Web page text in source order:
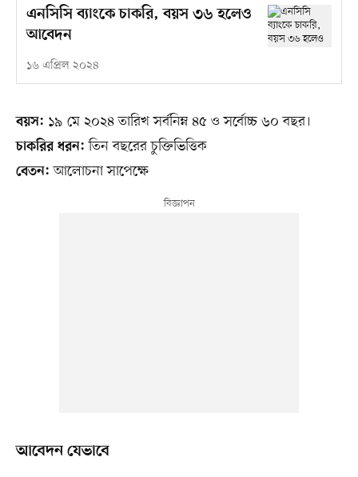
এনসিসি ব্যাংকে চাকরি, বয়স ৩৬ হলেও
আবেদন
১৬ এপ্রিল ২০২৪
বয়স: ১৯ মে ২০২৪ তারিখ সর্বনিম্ন ৪৫ ও সর্বোচ্চ ৬০ বছর।
চাকরির ধরন: তিন বছরের চুক্তিভিত্তিক
বেতন: আলোচনা সাপেক্ষে
আবেদন যেভাবে